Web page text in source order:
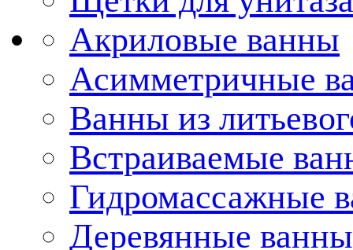
Акриловые ванны
Асимметричные
Ванны из
Встраиваемые
Гидромассажные
Деревянные ванны